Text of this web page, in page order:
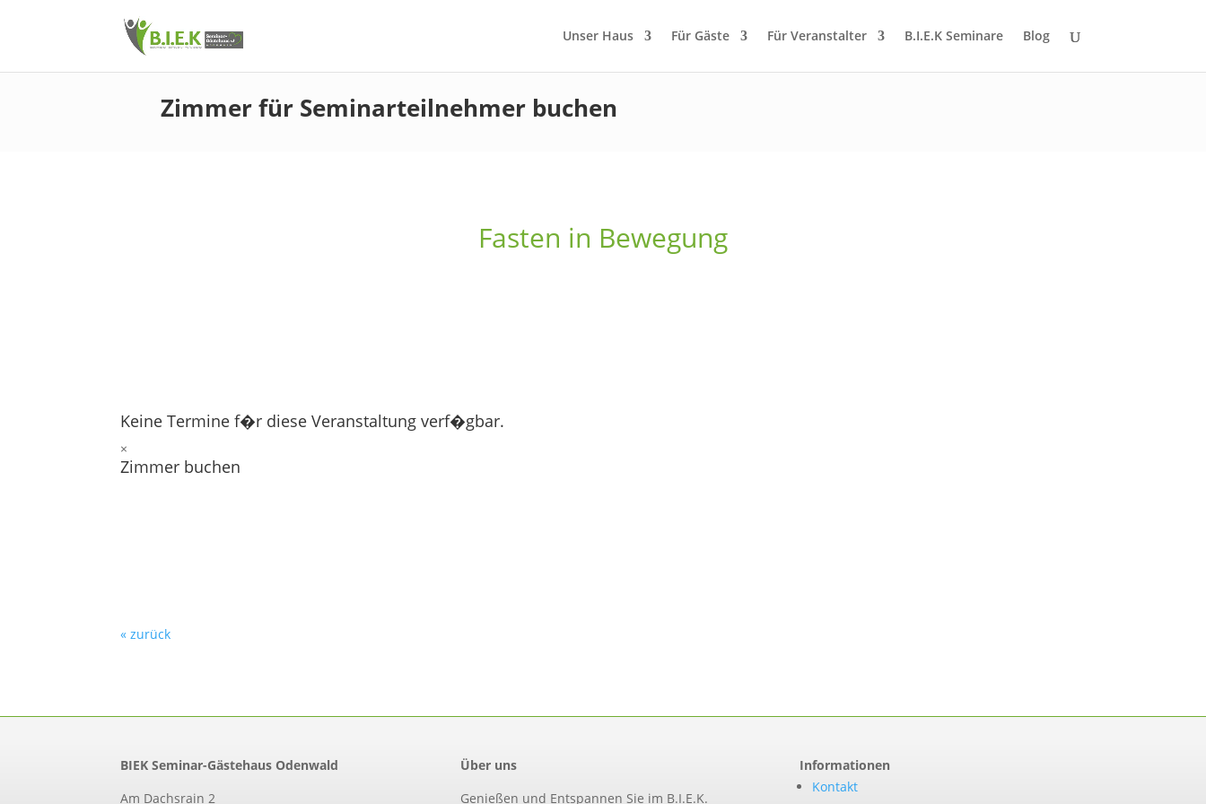
Unser Haus Für Gäste Für Veranstalter B.I.E.K Seminare Blog
Zimmer für Seminarteilnehmer buchen
Fasten in Bewegung
Keine Termine f�r diese Veranstaltung verf�gbar.
×
Zimmer buchen
« zurück
BIEK Seminar-Gästehaus Odenwald
Am Dachsrain 2
Über uns
Genießen und Entspannen Sie im B.I.E.K.
Informationen
Kontakt